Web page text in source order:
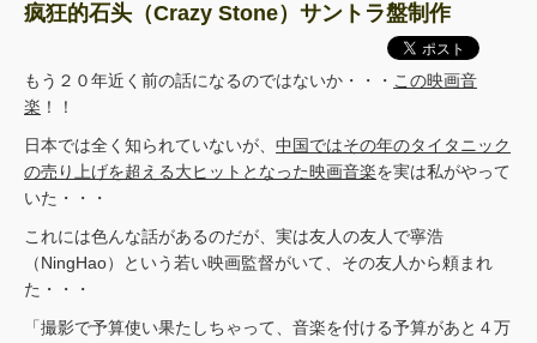
疯狂的石头（Crazy Stone）サントラ盤制作
もう２０年近く前の話になるのではないか・・・ この映画音
楽 ！！
日本では全く知られていないが、 中国ではその年のタイタニック
の売り上げを超える大ヒットとなった映画音楽を実は私がやって
いた・・・
これには色んな話があるのだが、実は友人の友人で寧浩
（NingHao）という若い映画監督がいて、その友人から頼まれ
た・・・
「撮影で予算使い果たしちゃって、音楽を付ける予算があと４万